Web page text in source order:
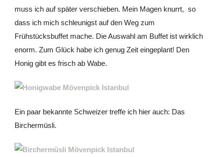
muss ich auf später verschieben. Mein Magen knurrt, so
dass ich mich schleunigst auf den Weg zum
Frühstücksbuffet mache. Die Auswahl am Buffet ist wirklich
enorm. Zum Glück habe ich genug Zeit eingeplant! Den
Honig gibt es frisch ab Wabe.
Ein paar bekannte Schweizer treffe ich hier auch: Das
Birchermüsli.